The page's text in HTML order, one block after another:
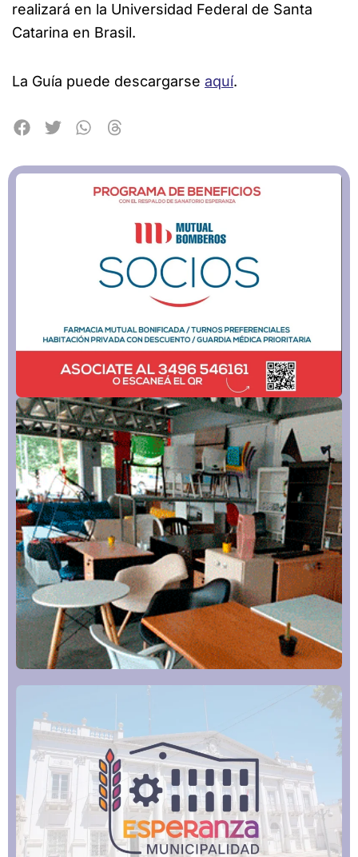
realizará en la Universidad Federal de Santa
Catarina en Brasil.
La Guía puede descargarse aquí.